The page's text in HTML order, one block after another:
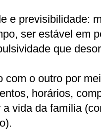
e previsibilidade:
ser estável em
que
com o outro por
horários,
a vida da família